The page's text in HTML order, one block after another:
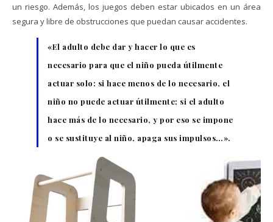
un riesgo. Además, los juegos deben estar ubicados en un área
segura y libre de obstrucciones que puedan causar accidentes.
«El adulto debe dar y hacer lo que es
necesario para que el niño pueda útilmente
actuar solo: si hace menos de lo necesario, el
niño no puede actuar útilmente; si el adulto
hace más de lo necesario, y por eso se impone
o se sustituye al niño, apaga sus impulsos…».